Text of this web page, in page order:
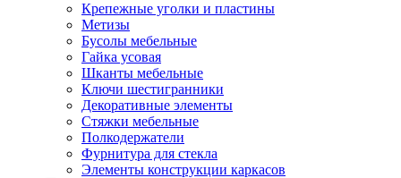
Крепежные уголки и пластины
Метизы
Бусолы мебельные
Гайка усовая
Шканты мебельные
Ключи шестигранники
Декоративные элементы
Стяжки мебельные
Полкодержатели
Фурнитура для стекла
Элементы конструкции каркасов